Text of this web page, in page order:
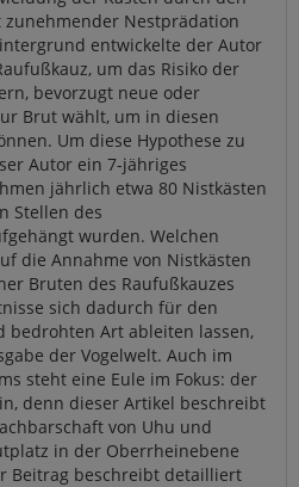
Nestprädation
entwickelte der Autor
um das Risiko der
bevorzugt neue oder
Brut wählt, um in diesen
Um diese Hypothese zu
Autor ein 7-jähriges
jährlich etwa 80 Nistkästen
Stellen des
wurden. Welchen
die Annahme von Nistkästen
Bruten des Raufußkauzes
sich dadurch für den
bedrohten Art ableiten lassen,
der Vogelwelt. Auch im
steht eine Eule im Fokus: der
denn dieser Artikel beschreibt
von Uhu und
in der Oberrheinebene
Beitrag beschreibt detailliert